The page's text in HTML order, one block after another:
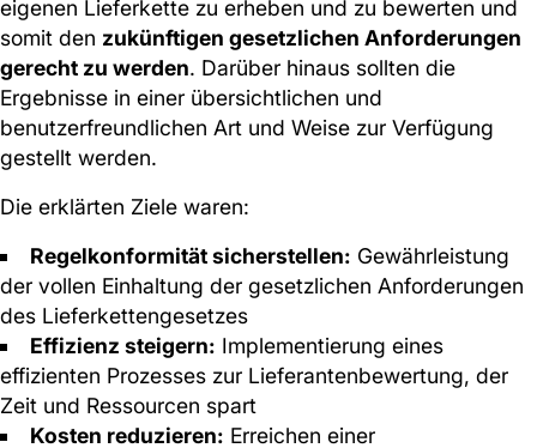
eigenen Lieferkette zu erheben und zu bewerten und
somit den zukünftigen gesetzlichen Anforderungen
gerecht zu werden. Darüber hinaus sollten die
Ergebnisse in einer übersichtlichen und
benutzerfreundlichen Art und Weise zur Verfügung
gestellt werden.
Die erklärten Ziele waren:
Regelkonformität sicherstellen: Gewährleistung
der vollen Einhaltung der gesetzlichen Anforderungen
des Lieferkettengesetzes
Effizienz steigern: Implementierung eines
effizienten Prozesses zur Lieferantenbewertung, der
Zeit und Ressourcen spart
Kosten reduzieren: Erreichen einer